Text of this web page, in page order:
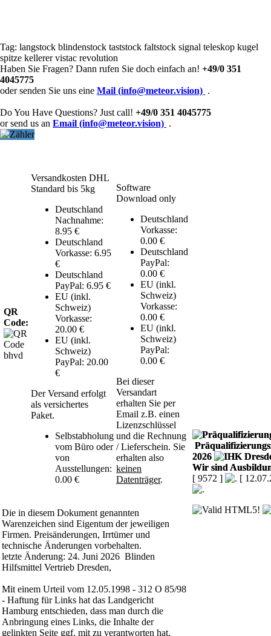
Tag: langstock blindenstock taststock faltstock signal teleskop kugel
spitze kellerervistac revolution
Haben Sie Fragen? Dann rufen Sie doch einfach an! +49/0 351
4045775
oder senden Sie uns eine Mail (info@meteor.vision) .
Do You Have Questions? Just call! +49/0 351 4045775
or send us an Email (info@meteor.vision) .
QR
Code:
Versandkosten DHL
Standard bis 5kg
Deutschland
Nachnahme:
8.95 €
Deutschland
Vorkasse: 6.95
€
Deutschland
PayPal: 6.95 €
EU (inkl.
Schweiz)
Vorkasse:
20.00 €
EU (inkl.
Schweiz)
PayPal: 20.00
€
Der Versand erfolgt
als versichertes
Paket.
Selbstabholung
vom Büro oder
von
Ausstellungen:
0.00 €
Software
Download only
Deutschland
Vorkasse:
0.00 €
Deutschland
PayPal:
0.00 €
EU (inkl.
Schweiz)
Vorkasse:
0.00 €
EU (inkl.
Schweiz)
PayPal:
0.00 €
Bei dieser
Versandart
erhalten Sie per
Email z.B. einen
Lizenzschlüssel
und die Rechnung
/ Lieferschein. Sie
erhalten also
keinen
Datenträger.
Die in diesem Dokument genannten
Warenzeichen sind Eigentum der jeweiligen
Firmen. Preisänderungen, Irrtümer und
technische Änderungen vorbehalten.
letzte Änderung: 24. Juni 2026 Blinden
Hilfsmittel Vertrieb Dresden,
Mit einem Urteil vom 12.05.1998 - 312 O 85/98
- Haftung für Links hat das Landgericht
Hamburg entschieden, dass man durch die
Anbringung eines Links, die Inhalte der
gelinkten Seite ggf. mit zu verantworten hat.
2026
Wir sind
[ 9572 ]
[